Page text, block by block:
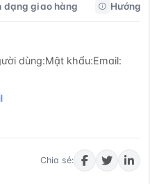
dạng giao hàng Hướng
dùng:Mật khẩu:Email:
Chia sẻ: